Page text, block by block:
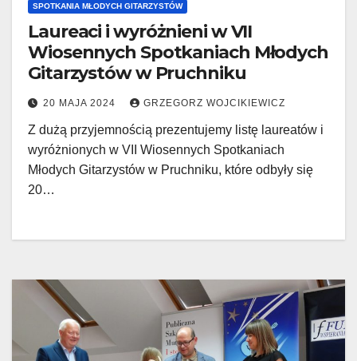
SPOTKANIA MŁODYCH GITARZYSTÓW
Laureaci i wyróżnieni w VII
Wiosennych Spotkaniach Młodych
Gitarzystów w Pruchniku
20 MAJA 2024 GRZEGORZ WOJCIKIEWICZ
Z dużą przyjemnością prezentujemy listę laureatów i
wyróżnionych w VII Wiosennych Spotkaniach
Młodych Gitarzystów w Pruchniku, które odbyły się
20…